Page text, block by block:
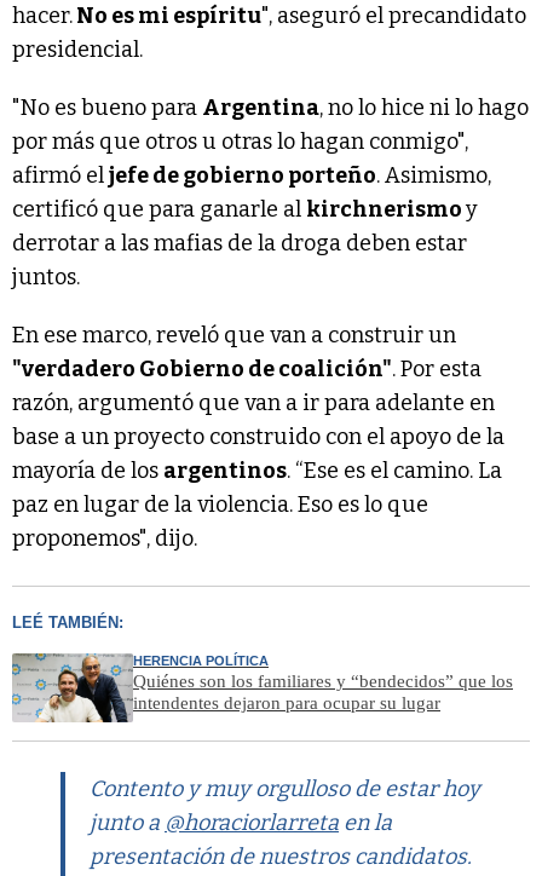
hacer.No es mi espíritu", aseguró el precandidato
presidencial.
"No es bueno para Argentina, no lo hice ni lo hago
por más que otros u otras lo hagan conmigo",
afirmó eljefe de gobierno porteño. Asimismo,
certificó que para ganarle al kirchnerismoy
derrotar a las mafias de la droga deben estar
juntos.
En ese marco, reveló que van a construir un
"verdadero Gobierno de coalición". Por esta
razón, argumentó que van a ir para adelante en
base a un proyecto construido con el apoyo de la
mayoría de los argentinos. “Ese es el camino. La
paz en lugar de la violencia. Eso es lo que
proponemos", dijo.
LEÉ TAMBIÉN:
HERENCIA POLÍTICA
Quiénes son los familiares y “bendecidos” que los
intendentes dejaron para ocupar su lugar
Contento y muy orgulloso de estar hoy
junto a @horaciorlarreta en la
presentación de nuestros candidatos.